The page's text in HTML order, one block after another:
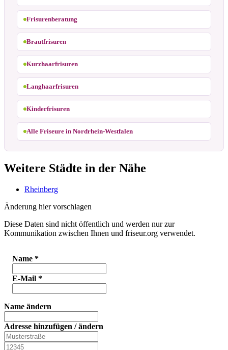
Frisurenberatung
Brautfrisuren
Kurzhaarfrisuren
Langhaarfrisuren
Kinderfrisuren
Alle Friseure in Nordrhein-Westfalen
Weitere Städte in der Nähe
Rheinberg
Änderung hier vorschlagen
Diese Daten sind nicht öffentlich und werden nur zur
Kommunikation zwischen Ihnen und friseur.org verwendet.
Name *
E-Mail *
Name ändern
Adresse hinzufügen / ändern